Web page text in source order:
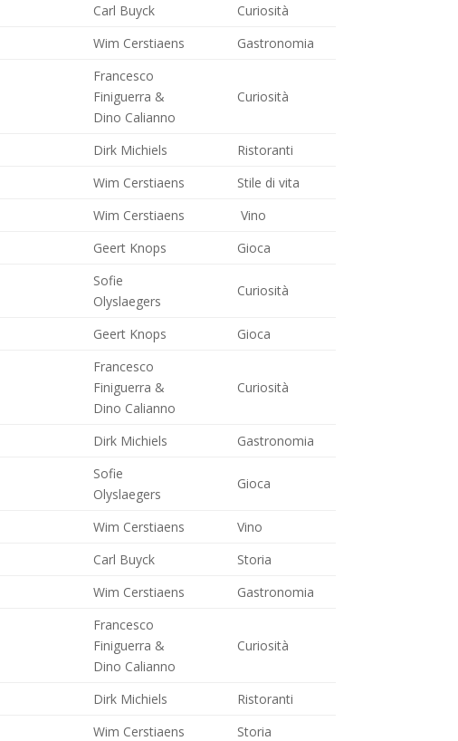
Carl Buyck
Curiosità
Wim Cerstiaens Gastronomia
Francesco
Finiguerra &
Dino Calianno
Curiosità
Dirk Michiels
Ristoranti
Wim Cerstiaens
Stile di vita
Wim Cerstiaens
Vino
Geert Knops Gioca
Sofie
Olyslaegers
Curiosità
Geert Knops Gioca
Francesco
Finiguerra &
Dino Calianno
Curiosità
Dirk Michiels Gastronomia
Sofie
Olyslaegers
Gioca
Wim Cerstiaens
Vino
Carl Buyck
Storia
Wim Cerstiaens Gastronomia
Francesco
Finiguerra &
Dino Calianno
Curiosità
Dirk Michiels
Ristoranti
Wim Cerstiaens
Storia